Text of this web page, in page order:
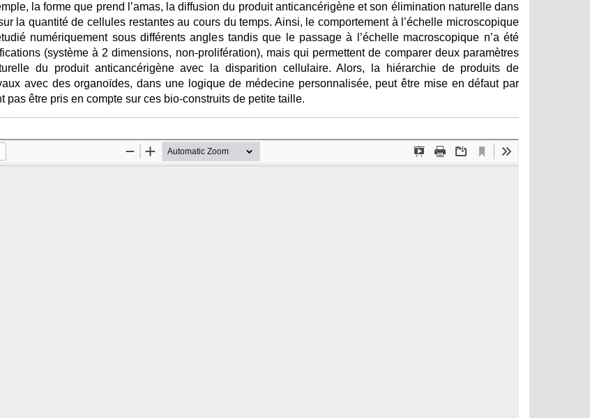
la forme que prend l’amas, la diffusion du produit anticancérigène et son élimination naturelle dans
la quantité de cellules restantes au cours du temps. Ainsi, le comportement à l’échelle microscopique
numériquement sous différents angles tandis que le passage à l’échelle macroscopique n’a été
(système à 2 dimensions, non-prolifération), mais qui permettent de comparer deux paramètres
du produit anticancérigène avec la disparition cellulaire. Alors, la hiérarchie de produits de
avec des organoïdes, dans une logique de médecine personnalisée, peut être mise en défaut par
pas être pris en compte sur ces bio-construits de petite taille.